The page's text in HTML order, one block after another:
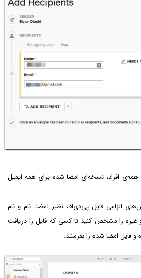
افراد، نسخه‌ای امضا شده برای همه ایمیل
الزامی فایل پی‌دی‌اف نظیر امضا، نام و نام
غیره را مشخص کنید تا کسی که فایل را دریافت
و فایل امضا شده را بفرستد.